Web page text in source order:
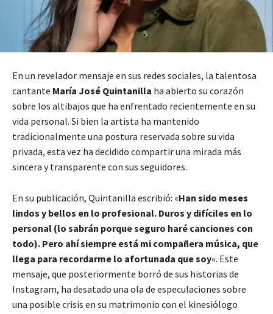
En un revelador mensaje en sus redes sociales, la talentosa
cantante María José Quintanilla ha abierto su corazón
sobre los altibajos que ha enfrentado recientemente en su
vida personal. Si bien la artista ha mantenido
tradicionalmente una postura reservada sobre su vida
privada, esta vez ha decidido compartir una mirada más
sincera y transparente con sus seguidores.
En su publicación, Quintanilla escribió: «Han sido meses
lindos y bellos en lo profesional. Duros y difíciles en lo
personal (lo sabrán porque seguro haré canciones con
todo). Pero ahí siempre está mi compañera música, que
llega para recordarme lo afortunada que soy«. Este
mensaje, que posteriormente borró de sus historias de
Instagram, ha desatado una ola de especulaciones sobre
una posible crisis en su matrimonio con el kinesiólogo